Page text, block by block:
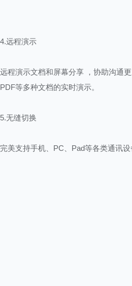
4.远程演示
远程演示文档和屏幕分享 ，协助沟通
PDF等多种文档的实时演示。
5.无缝切换
完美支持手机、PC、Pad等各类通讯